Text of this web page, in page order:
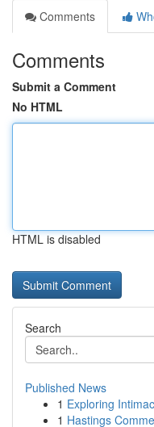
Comments
Comments
Submit a Comment
No HTML
HTML is disabled
Search
Published News
1 Exploring
1 Hastings